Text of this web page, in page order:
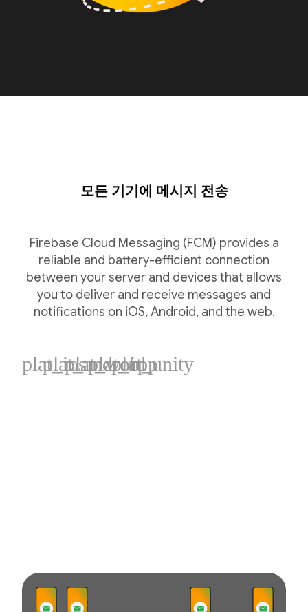
모든 기기에 메시지 전송
Firebase Cloud Messaging (FCM) provides a
reliable and battery-efficient connection
between your server and devices that allows
you to deliver and receive messages and
notifications on iOS, Android, and the web.
plat_ios
plat_android
plat_web
plat_cpp
plat_unity